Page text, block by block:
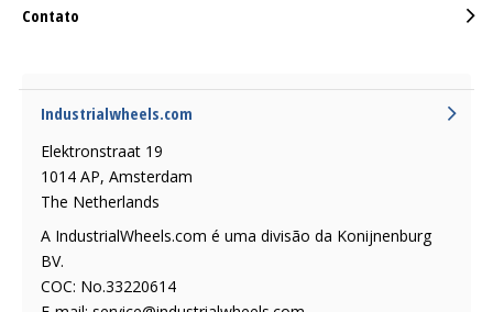
Contato
Industrialwheels.com
Elektronstraat 19
1014 AP, Amsterdam
The Netherlands
A IndustrialWheels.com é uma divisão da Konijnenburg
BV.
COC: No.33220614